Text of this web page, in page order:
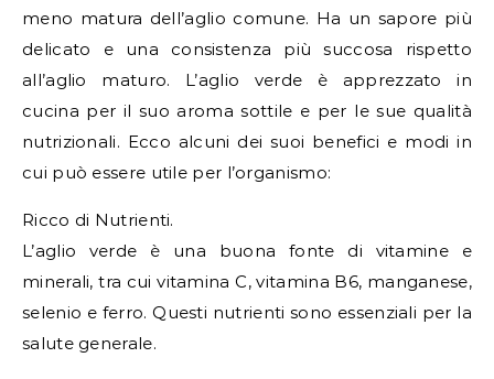
meno matura dell’aglio comune. Ha un sapore più
delicato e una consistenza più succosa rispetto
all’aglio maturo. L’aglio verde è apprezzato in
cucina per il suo aroma sottile e per le sue qualità
nutrizionali. Ecco alcuni dei suoi benefici e modi in
cui può essere utile per l’organismo:
Ricco di Nutrienti.
L’aglio verde è una buona fonte di vitamine e
minerali, tra cui vitamina C, vitamina B6, manganese,
selenio e ferro. Questi nutrienti sono essenziali per la
salute generale.